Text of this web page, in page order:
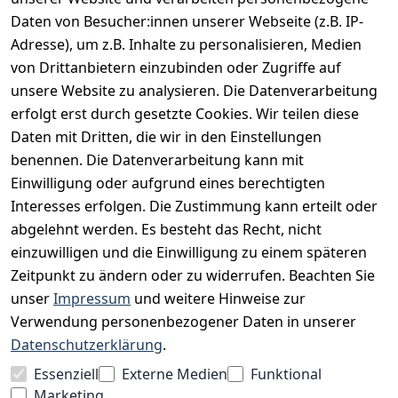
Daten von Besucher:innen unserer Webseite (z.B. IP-
Adresse), um z.B. Inhalte zu personalisieren, Medien
von Drittanbietern einzubinden oder Zugriffe auf
unsere Website zu analysieren. Die Datenverarbeitung
erfolgt erst durch gesetzte Cookies. Wir teilen diese
Daten mit Dritten, die wir in den Einstellungen
benennen. Die Datenverarbeitung kann mit
Einwilligung oder aufgrund eines berechtigten
Interesses erfolgen. Die Zustimmung kann erteilt oder
abgelehnt werden. Es besteht das Recht, nicht
einzuwilligen und die Einwilligung zu einem späteren
Zeitpunkt zu ändern oder zu widerrufen. Beachten Sie
unserImpressum und weitere Hinweise zur
Verwendung personenbezogener Daten in unserer
Datenschutzerklärung.
Essenziell
Externe Medien
Funktional
INFORMATIONEN
Widerrufsrecht
Datenschutz
Unser Unternehmen
Charity & Wohltätigkeit
BESUCHE UNS
BEQUEM BEZAHLEN MIT